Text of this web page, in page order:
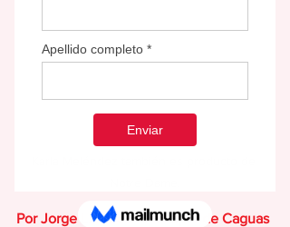
Por Jorge L. Pérez/Municipio de Caguas